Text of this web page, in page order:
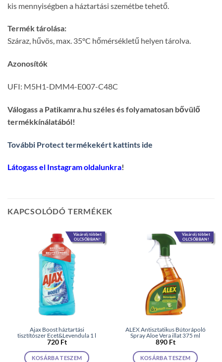
kis mennyiségben a háztartási szemétbe tehető.
Termék tárolása:
Száraz, hűvös, max. 35°C hőmérsékletű helyen tárolva.
Azonosítók
UFI: M5H1-DMM4-E007-C48C
Válogass a Patikamra.hu széles és folyamatosan bővülő
termékkínálatából!
További Protect termékekért kattints ide
Látogass el Instagram oldalunkra!
KAPCSOLÓDÓ TERMÉKEK
Vásárolj többet
OLCSÓBBAN!
Ajax Boost háztartási
tisztítószer Ecet&Levendula 1 l
720 Ft
KOSÁRBA TESZEM
Vásárolj többet
OLCSÓBBAN!
ALEX Antisztatikus Bútorápoló
Spray Aloe Vera illat 375 ml
890 Ft
KOSÁRBA TESZEM